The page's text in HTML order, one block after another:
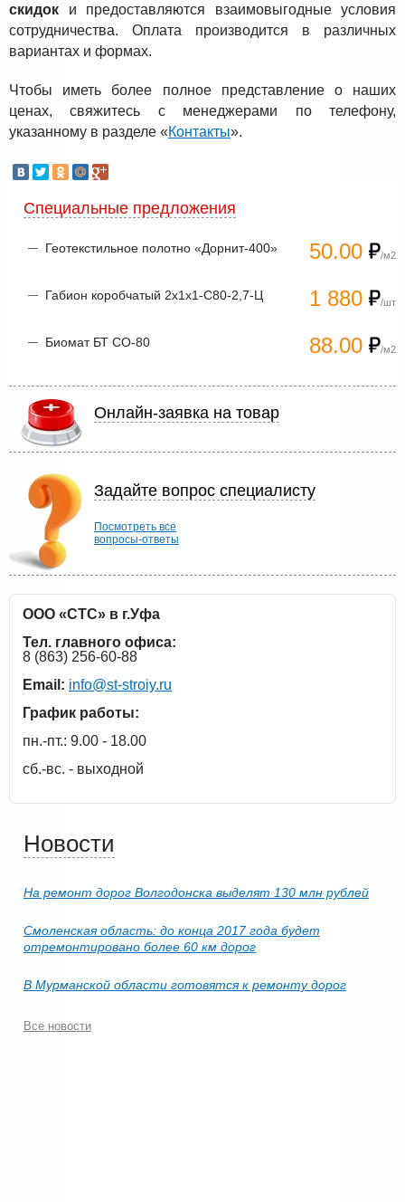
скидок и предоставляются взаимовыгодные условия
сотрудничества. Оплата производится в различных
вариантах и формах.
Чтобы иметь более полное представление о наших
ценах, свяжитесь с менеджерами по телефону,
указанному в разделе «Контакты».
Специальные предложения
50.00 /м2
Геотекстильное полотно «Дорнит-400»
1 880 /шт
Габион коробчатый 2х1х1-С80-2,7-Ц
88.00 /м2
Биомат БТ СО-80
Онлайн-заявка на товар
Задайте вопрос специалисту
Посмотреть все
вопросы-ответы
ООО «СТС» в г.Уфа
Тел. главного офиса:
8 (863) 256-60-88
Email: info@st-stroiy.ru
График работы:
пн.-пт.: 9.00 - 18.00
сб.-вс. - выходной
Новости
На ремонт дорог Волгодонска выделят 130 млн рублей
Смоленская область: до конца 2017 года будет
отремонтировано более 60 км дорог
В Мурманской области готовятся к ремонту дорог
Все новости